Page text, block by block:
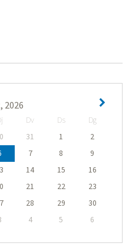
2026
Dv Ds
Dg
31 1
2
7 8
9
14 15
16
21 22
23
28 29
30
4 5 6